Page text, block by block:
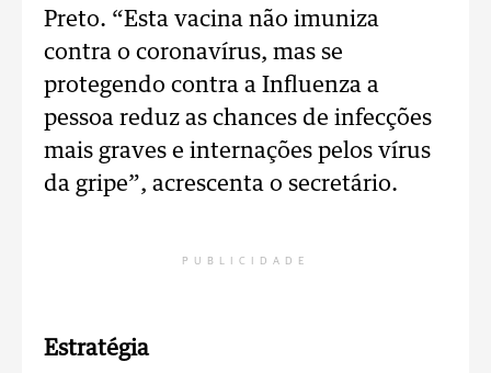
Preto. “Esta vacina não imuniza
contra o coronavírus, mas se
protegendo contra a Influenza a
pessoa reduz as chances de infecções
mais graves e internações pelos vírus
da gripe”, acrescenta o secretário.
PUBLICIDADE
Estratégia